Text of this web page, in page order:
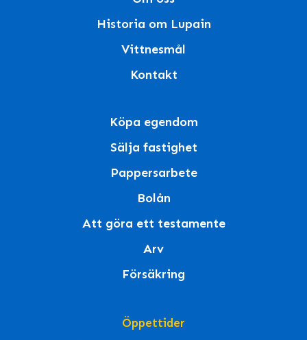
Historia om Lupain
Vittnesmål
Kontakt
Köpa egendom
Sälja fastighet
Pappersarbete
Bolån
Att göra ett testamente
Arv
Försäkring
Öppettider